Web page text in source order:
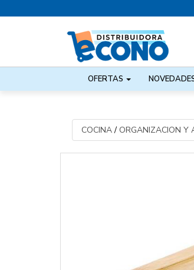
OFERTAS
COCINA/ ORGANIZACION Y